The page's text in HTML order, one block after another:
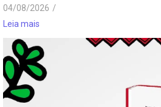
04/08/2026 /
Leia mais